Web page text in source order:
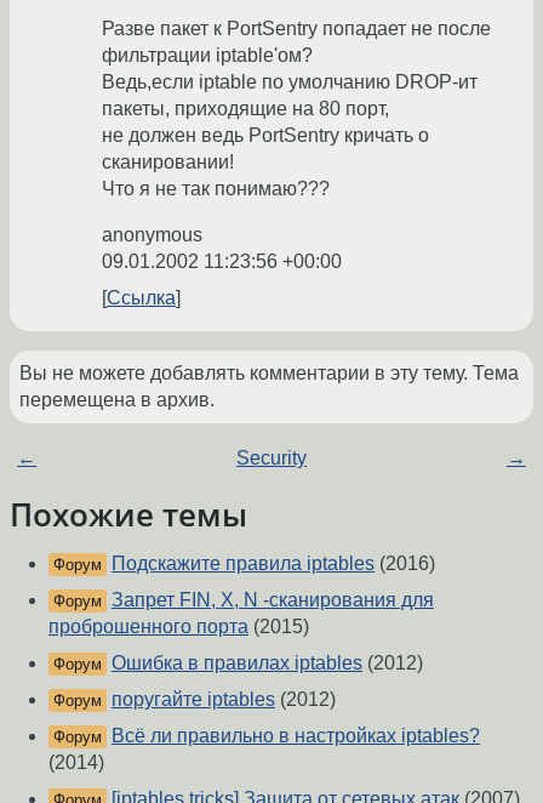
Разве пакет к PortSentry попадает не после
фильтрации iptable'ом?
Ведь,если iptable по умолчанию DROP-ит
пакеты, приходящие на 80 порт,
не должен ведь PortSentry кричать о
сканировании!
Что я не так понимаю???
anonymous
09.01.2002 11:23:56 +00:00
Ссылка
Вы не можете добавлять комментарии в эту тему. Тема
перемещена в архив.
← Security →
Похожие темы
Форум Подскажите правила iptables (2016)
Форум Запрет FIN, X, N -сканирования для
проброшенного порта (2015)
Форум Ошибка в правилах iptables (2012)
Форум поругайте iptables (2012)
Форум
Всё ли правильно в настройках iptables?
(2014)
[iptables tricks] Защита от сетевых атак (2007)